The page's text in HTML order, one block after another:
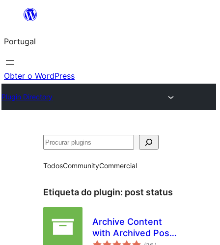
Saltar
o
conteúdo
Portugal
Obter o WordPress
Plugin Directory
Pesquisar
TodosCommunityCommercial
Etiqueta do plugin: post status
Archive Content
with Archived Post
classificações